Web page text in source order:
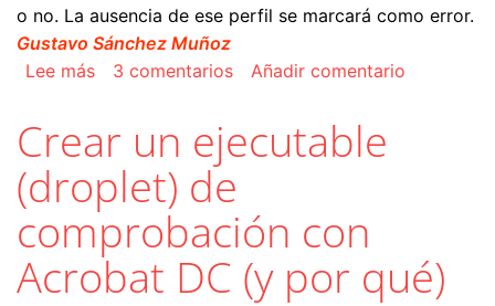
o no. La ausencia de ese perfil se marcará como error.
Gustavo Sánchez Muñoz
Lee mássobre Automatizar la comprobación de la
3 comentarios Añadir comentario
Crear un ejecutable
(droplet) de
comprobación con
Acrobat DC (y por qué)